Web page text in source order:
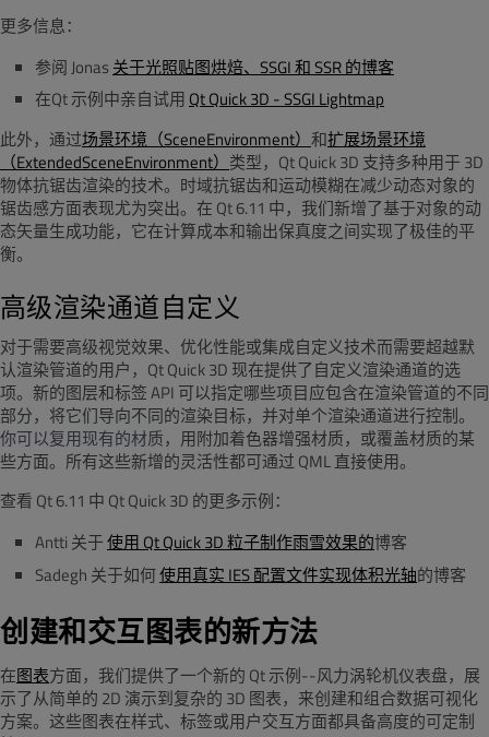
更多信息：
参阅 Jonas关于光照贴图烘焙、SSGI 和 SSR 的博客
在Qt 示例中亲自试用 Qt Quick 3D - SSGI Lightmap
此外，通过场景环境（SceneEnvironment） 和扩展场景环境
（ExtendedSceneEnvironment） 类型，Qt Quick 3D 支持多种用于 3D
物体抗锯齿渲染的技术。 时域抗锯齿和运动模糊在减少动态对象的
锯齿感方面表现尤为突出。在 Qt 6.11 中，我们新增了基于对象的动
态矢量生成功能，它在计算成本和输出保真度之间实现了极佳的平
衡。
高级渲染通道自定义
对于需要高级视觉效果、优化性能或集成自定义技术而需要超越默
认渲染管道的用户，Qt Quick 3D 现在提供了自定义渲染通道的选
项。新的图层和标签 API 可以指定哪些项目应包含在渲染管道的不同
部分，将它们导向不同的渲染目标，并对单个渲染通道进行控制。
你可以复用现有的材质，用附加着色器增强材质，或覆盖材质的某
些方面。所有这些新增的灵活性都可通过 QML 直接使用。
查看 Qt 6.11 中 Qt Quick 3D 的更多示例：
Antti 关于使用 Qt Quick 3D 粒子制作雨雪效果的博客
Sadegh 关于如何使用真实 IES 配置文件实现体积光轴的博客
创建和交互图表的新方法
在图表方面，我们提供了一个新的 Qt 示例--风力涡轮机仪表盘，展
示了从简单的 2D 演示到复杂的 3D 图表，来创建和组合数据可视化
方案。 这些图表在样式、标签或用户交互方面都具备高度的可定制